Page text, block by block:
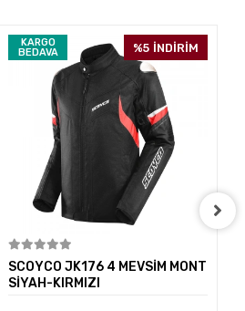
KARGO
BEDAVA
%5 İNDİRİM
SCOYCO JK176 4 MEVSİM MONT
SİYAH-KIRMIZI